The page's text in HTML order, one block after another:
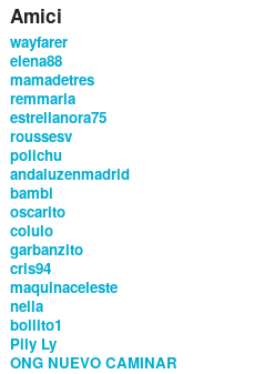
Amici
wayfarer
elena88
mamadetres
remmaria
estrellanora75
roussesv
polichu
andaluzenmadrid
bambi
oscarito
colulo
garbanzito
cris94
maquinaceleste
nella
bollito1
Pily Ly
ONG NUEVO CAMINAR